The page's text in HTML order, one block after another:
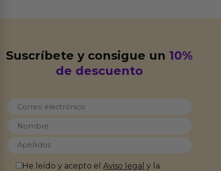
Suscríbete y consigue un10%
de descuento
He leído y acepto elAviso legal y la